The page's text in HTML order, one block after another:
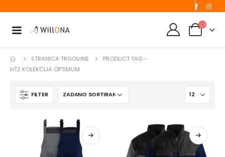
STRANICA TRGOVINE
PRODUCT TAG -
HTZ KOLEKCIJA OPTIMUM
FILTER